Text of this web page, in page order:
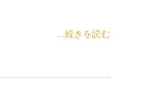
...続きを読む